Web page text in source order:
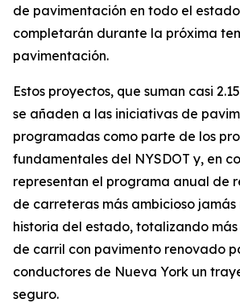
de pavimentación en todo el
completarán durante la próxima
pavimentación.
Estos proyectos, que suman casi
se añaden a las iniciativas de
programadas como parte de los
fundamentales del NYSDOT y, en
representan el programa anual de
de carreteras más ambicioso
historia del estado, totalizando
de carril con pavimento renovado
conductores de Nueva York un
seguro.